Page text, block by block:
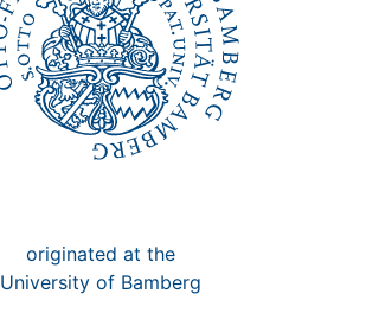
originated at the
University of Bamberg